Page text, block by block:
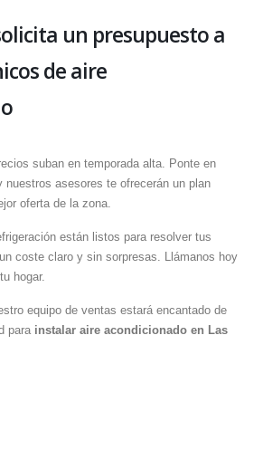
un presupuesto a
de aire
suban en temporada alta. Ponte en
asesores te ofrecerán un plan
oferta de la zona.
están listos para resolver tus
coste claro y sin sorpresas. Llámanos hoy
hogar.
equipo de ventas estará encantado de
para instalar aire acondicionado en Las